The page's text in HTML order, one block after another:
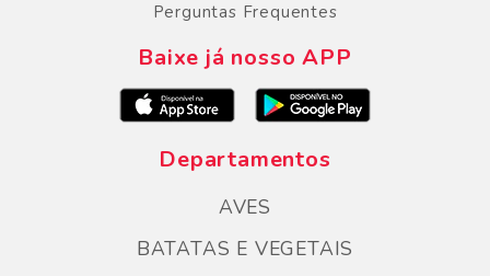
Perguntas Frequentes
Baixe já nosso APP
Departamentos
AVES
BATATAS E VEGETAIS